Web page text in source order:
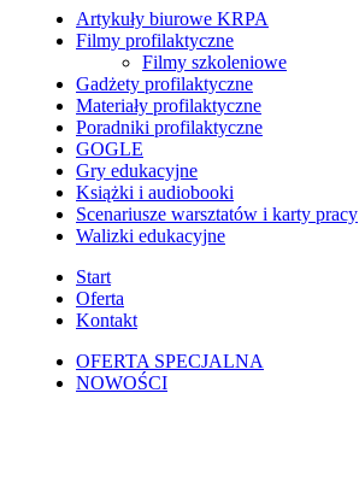
Artykuły biurowe KRPA
Filmy profilaktyczne
Filmy szkoleniowe
Gadżety profilaktyczne
Materiały profilaktyczne
Poradniki profilaktyczne
GOGLE
Gry edukacyjne
Książki i audiobooki
Scenariusze warsztatów i karty pracy
Walizki edukacyjne
Start
Oferta
Kontakt
OFERTA SPECJALNA
NOWOŚCI